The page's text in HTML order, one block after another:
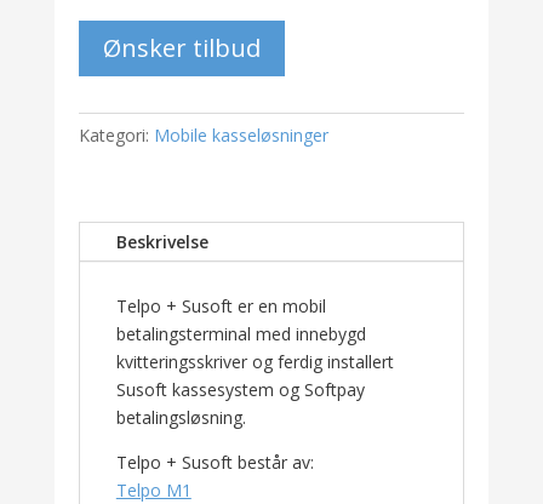
Ønsker tilbud
Kategori: Mobile kasseløsninger
Beskrivelse
Telpo + Susoft er en mobil
betalingsterminal med innebygd
kvitteringsskriver og ferdig installert
Susoft kassesystem og Softpay
betalingsløsning.
Telpo + Susoft består av:
Telpo M1